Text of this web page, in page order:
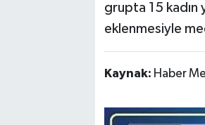
grupta 15 kadın
eklenmesiyle
Kaynak: Haber